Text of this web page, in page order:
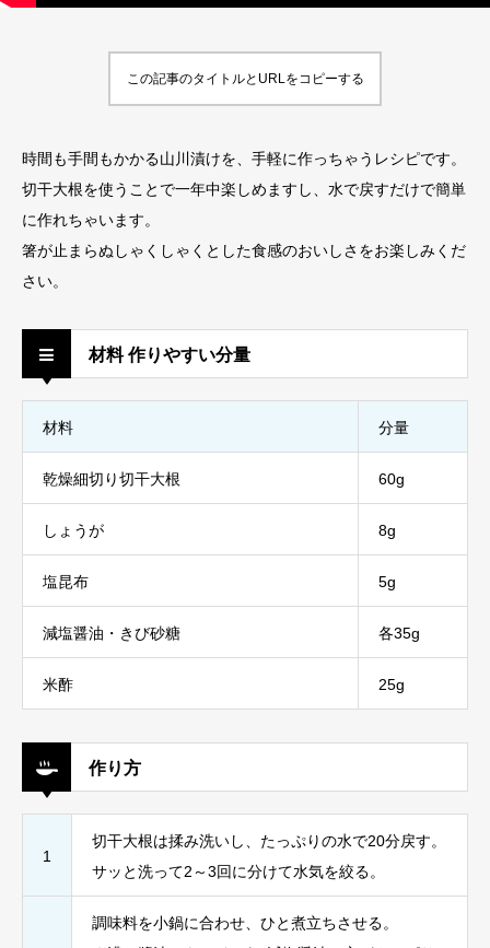
この記事のタイトルとURLをコピーする
時間も手間もかかる山川漬けを、手軽に作っちゃうレシピです。
切干大根を使うことで一年中楽しめますし、水で戻すだけで簡単
に作れちゃいます。
箸が止まらぬしゃくしゃくとした食感のおいしさをお楽しみくだ
さい。
材料 作りやすい分量
材料 分量
乾燥細切り切干大根 60g
しょうが 8g
塩昆布 5g
減塩醤油・きび砂糖 各35g
米酢 25g
作り方
1
切干大根は揉み洗いし、たっぷりの水で20分戻す。
サッと洗って2～3回に分けて水気を絞る。
調味料を小鍋に合わせ、ひと煮立ちさせる。